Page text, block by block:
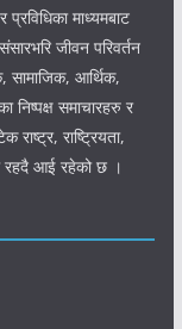
माध्यमबाट
जीवन परिवर्तन
सामाजिक, आर्थिक,
समाचारहरु र
राष्ट्रियता,
रहदै आई रहेको छ ।